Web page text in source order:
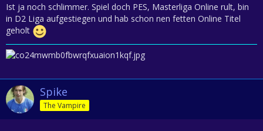
Ist ja noch schlimmer. Spiel doch PES, Masterliga Online rult, bin
in D2 Liga aufgestiegen und hab schon nen fetten Online Titel
geholt
Spike
The Vampire